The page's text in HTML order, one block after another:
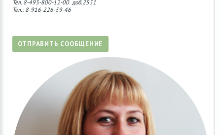
Тел. 8-495-800-12-00 доб.2551
Тел.: 8-916-226-59-46
ОТПРАВИТЬ СООБЩЕНИЕ